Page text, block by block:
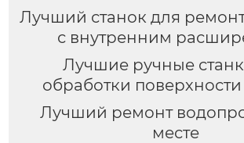
Лучший станок для
с внутренним
Лучшие ручные
обработки
Лучший ремонт
месте